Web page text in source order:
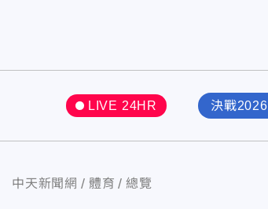
LIVE 24HR 決戰2026
中天新聞網 體育 總覽